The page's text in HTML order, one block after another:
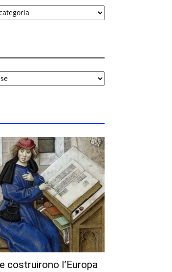
costruirono l’Europa